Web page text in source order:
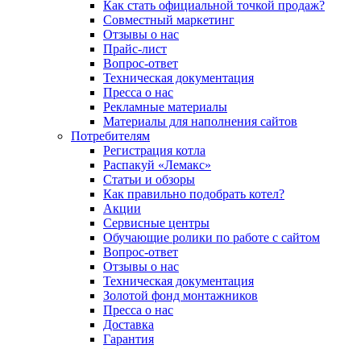
Как стать официальной точкой продаж?
Совместный маркетинг
Отзывы о нас
Прайс-лист
Вопрос-ответ
Техническая документация
Пресса о нас
Рекламные материалы
Материалы для наполнения сайтов
Потребителям
Регистрация котла
Распакуй «Лемакс»
Статьи и обзоры
Как правильно подобрать котел?
Акции
Сервисные центры
Обучающие ролики по работе с сайтом
Вопрос-ответ
Отзывы о нас
Техническая документация
Золотой фонд монтажников
Пресса о нас
Доставка
Гарантия